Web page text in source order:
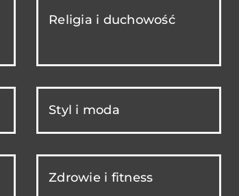
Religia i duchowość
Styl i moda
Zdrowie i fitness